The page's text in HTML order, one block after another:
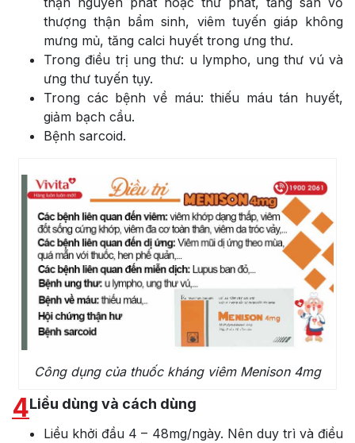
thượng thận bẩm sinh, viêm tuyến giáp không
mưng mủ, tăng calci huyết trong ưng thư.
Trong điều trị ung thư: u lympho, ung thư vú và
ưng thư tuyến tụy.
Trong các bệnh về máu: thiếu máu tán huyết,
giảm bạch cầu.
Bệnh sarcoid.
Công dụng của thuốc kháng viêm Menison 4mg
4Liều dùng và cách dùng
Liều khởi đầu 4 – 48mg/ngày. Nên duy trì và điều